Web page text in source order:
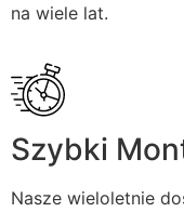
na wiele lat.
Szybki
Nasze wieloletnie